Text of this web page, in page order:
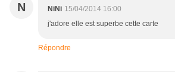
N NiNi 15/04/2014 16:00
j'adore elle est superbe cette carte
Répondre